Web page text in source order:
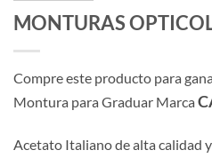
MONTURAS
Compre este producto para
Montura para Graduar Marca
Acetato Italiano de alta calidad